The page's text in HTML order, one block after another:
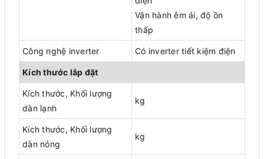
Vận hành êm ái, độ ồn
thấp
Công nghệ inverter Có inverter tiết kiệm điện
Kích thước lắp đặt
Kích thước, Khối lượng
dàn lạnh
kg
Kích thước, Khối lượng
dàn nóng
kg